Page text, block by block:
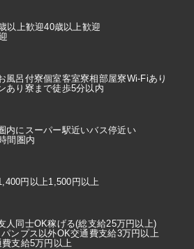
以上歓迎40歳以上歓迎
風呂付寮個室客室寮相部屋寮Wi-Fiあり
あり 寮まで徒歩5分以内
内にスーパー駅近いバス停近い
間圏内
円以上1,500円以上
人同士OK稼げる(総支給25万円以上)
ンプス以外OK交通費支給3万円以上
費支給5万円以上